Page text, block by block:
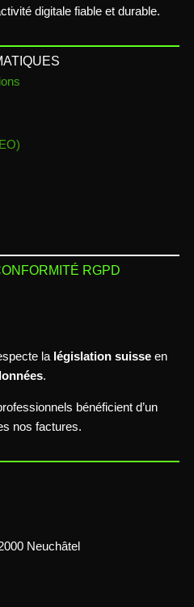
digitale fiable et durable.
RGPD
la législation suisseen
.
bénéficient d’un
nos factures.
Neuchâtel